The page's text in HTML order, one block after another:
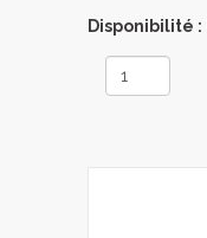
Disponibilité :